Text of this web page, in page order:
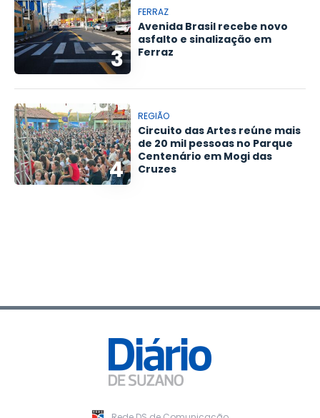
3
FERRAZ
Avenida Brasil recebe novo
asfalto e sinalização em
Ferraz
4
REGIÃO
Circuito das Artes reúne mais
de 20 mil pessoas no Parque
Centenário em Mogi das
Cruzes